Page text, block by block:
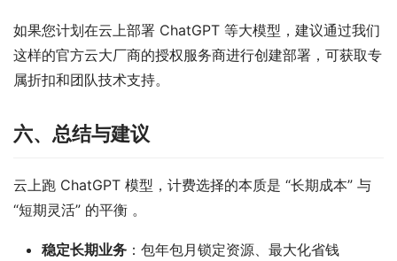
如果您计划在云上部署 ChatGPT 等大模型，建议通过我们
这样的官方云大厂商的授权服务商进行创建部署，可获取专
属折扣和团队技术支持。
六、总结与建议
云上跑 ChatGPT 模型，计费选择的本质是 “长期成本” 与
“短期灵活” 的平衡 。
稳定长期业务 ：包年包月锁定资源、最大化省钱